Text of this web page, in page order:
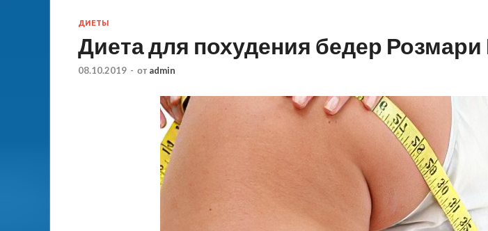
ДИЕТЫ
Диета для похудения бедер
08.10.2019 - от admin